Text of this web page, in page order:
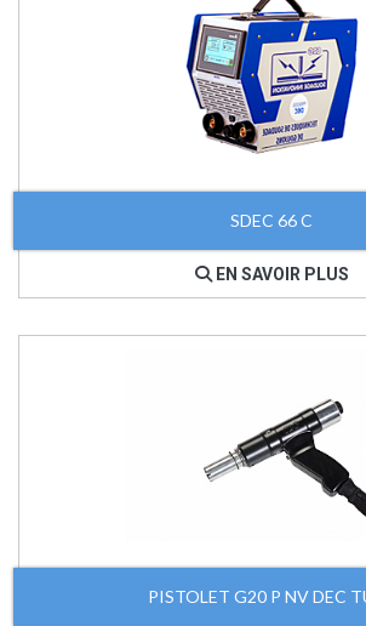
SDEC 66 C
EN SAVOIR PLUS
PISTOLET G20 P NV DEC